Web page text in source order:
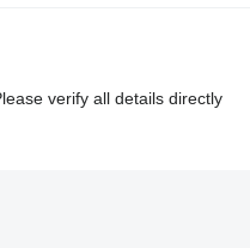
verify all details directly